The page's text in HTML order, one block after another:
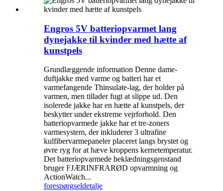
Engros 5V batteriopvarmet lang
dynejakke til kvinder med hætte af
kunstpels
Grundlæggende information Denne dame-
duftjakke med varme og batteri har et
varmefangende Thinsulate-lag, der holder på
varmen, men tillader fugt at slippe ud. Den
isolerede jakke har en hætte af kunstpels, der
beskytter under ekstreme vejrforhold. Den
batteriopvarmede jakke har et tre-zoners
varmesystem, der inkluderer 3 ultrafine
kulfibervarmepaneler placeret langs brystet og
øvre ryg for at hæve kroppens kernetemperatur.
Det batteriopvarmede beklædningsgenstand
bruger FJÆRINFRARØD opvarmning og
ActionWatch...
forespørgseldetalje